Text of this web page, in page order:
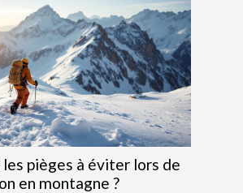
pièges à éviter lors de
en montagne ?